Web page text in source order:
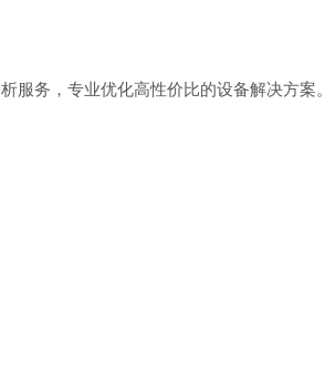
服务，专业优化高性价比的设备解决方案。